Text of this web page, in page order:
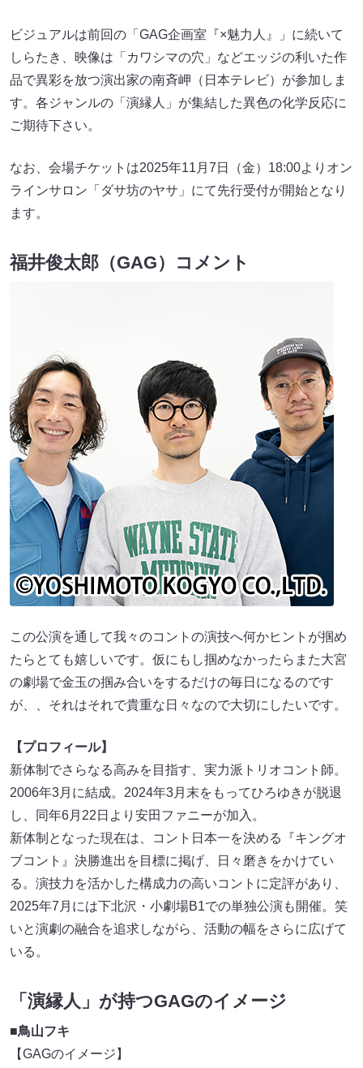
ビジュアルは前回の「GAG企画室『×魅力人』」に続いて
しらたき、映像は「カワシマの穴」などエッジの利いた作
品で異彩を放つ演出家の南斉岬（日本テレビ）が参加しま
す。各ジャンルの「演縁人」が集結した異色の化学反応に
ご期待下さい。
なお、会場チケットは2025年11月7日（金）18:00よりオン
ラインサロン「ダサ坊のヤサ」にて先行受付が開始となり
ます。
福井俊太郎（GAG）コメント
この公演を通して我々のコントの演技へ何かヒントが掴め
たらとても嬉しいです。仮にもし掴めなかったらまた大宮
の劇場で金玉の掴み合いをするだけの毎日になるのです
が、、それはそれで貴重な日々なので大切にしたいです。
【プロフィール】
新体制でさらなる高みを目指す、実力派トリオコント師。
2006年3月に結成。2024年3月末をもってひろゆきが脱退
し、同年6月22日より安田ファニーが加入。
新体制となった現在は、コント日本一を決める『キングオ
ブコント』決勝進出を目標に掲げ、日々磨きをかけてい
る。演技力を活かした構成力の高いコントに定評があり、
2025年7月には下北沢・小劇場B1での単独公演も開催。笑
いと演劇の融合を追求しながら、活動の幅をさらに広げて
いる。
「演縁人」が持つGAGのイメージ
■鳥山フキ
【GAGのイメージ】